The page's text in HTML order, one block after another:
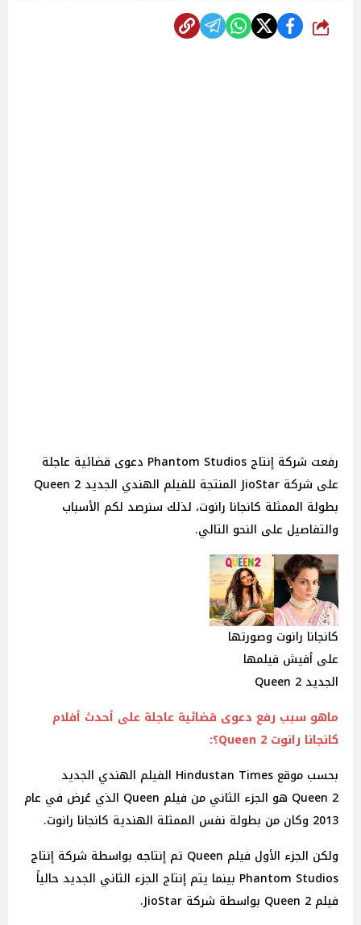
شارك
رفعت شركة إنتاج Phantom Studios دعوى قضائية عاجلة
على شركة JioStar المنتجة للفيلم الهندي الجديد Queen 2
بطولة الممثلة كانجانا رانوت، لذلك سنرصد لكم الأسباب
والتفاصيل على النحو التالي.
كانجانا رانوت وصورتها
على أفيش فيلمها
الجديد Queen 2
ماهو سبب رفع دعوى قضائية عاجلة على أحدث أفلام
كانجانا رانوت Queen 2؟:
بحسب موقع Hindustan Times الفيلم الهندي الجديد
Queen 2 هو الجزء الثاني من فيلم Queen الذي عُرض في عام
2013 وكان من بطولة نفس الممثلة الهندية كانجانا رانوت.
ولكن الجزء الأول فيلم Queen تم إنتاجه بواسطة شركة إنتاج
Phantom Studios بينما يتم إنتاج الجزء الثاني الجديد حالياً
فيلم Queen 2 بواسطة شركة JioStar.